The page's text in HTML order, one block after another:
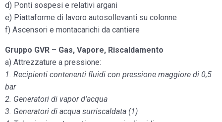
d) Ponti sospesi e relativi argani
e) Piattaforme di lavoro autosollevanti su colonne
f) Ascensori e montacarichi da cantiere
Gruppo GVR – Gas, Vapore, Riscaldamento
a) Attrezzature a pressione:
1. Recipienti contenenti fluidi con pressione maggiore di 0,5
bar
2. Generatori di vapor d’acqua
3. Generatori di acqua surriscaldata (1)